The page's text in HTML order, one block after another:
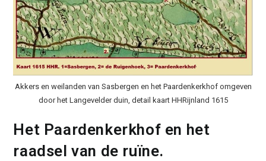
Akkers en weilanden van Sasbergen en het Paardenkerkhof omgeven
door het Langevelder duin, detail kaart HHRijnland 1615
Het Paardenkerkhof en het
raadsel van de ruïne.